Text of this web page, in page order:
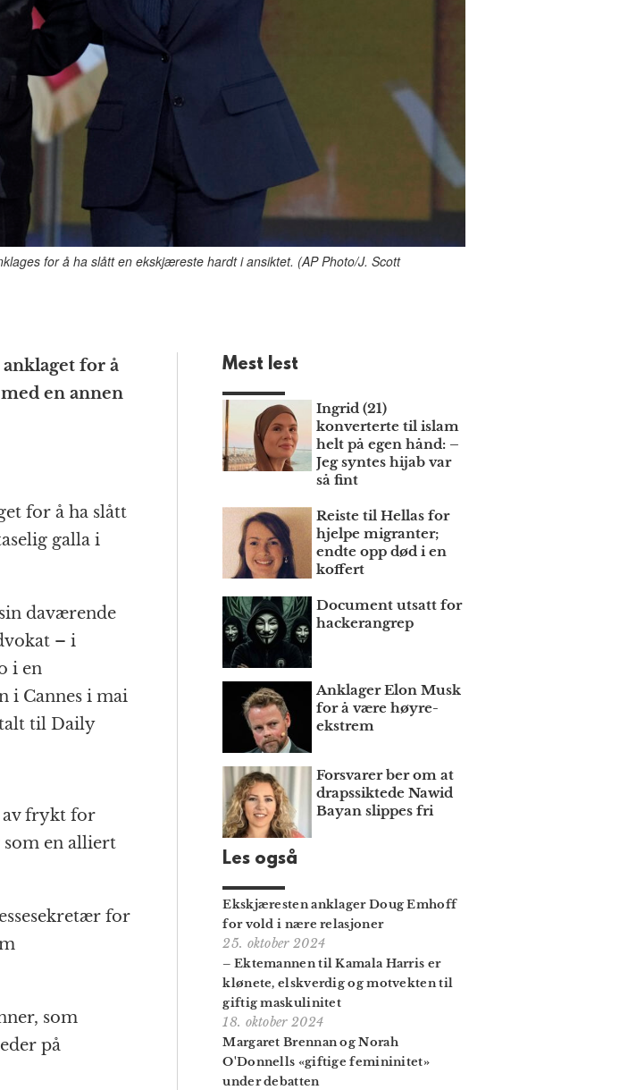
for å ha slått en ekskjæreste hardt i ansiktet. (AP Photo/J. Scott
for å
en annen
for å ha slått
galla i
daværende
– i
i en
i Cannes i mai
til Daily
av frykt for
som en alliert
for
som
på
Mest lest
Ingrid (21)
konverterte til islam
helt på egen hånd: –
Jeg syntes hijab var
så fint
Reiste til Hellas for
hjelpe migranter;
endte opp død i en
koffert
Document utsatt for
hackerangrep
Anklager Elon Musk
for å være høyre­
ekstrem
Forsvarer ber om at
draps­siktede Nawid
Bayan slippes fri
Les også
Ekskjæresten anklager Doug Emhoff
for vold i nære relasjoner
25. oktober 2024
– Ektemannen til Kamala Harris er
klønete, elskverdig og motvekten til
giftig maskulinitet
18. oktober 2024
Margaret Brennan og Norah
O'Donnells «giftige femininitet»
under debatten